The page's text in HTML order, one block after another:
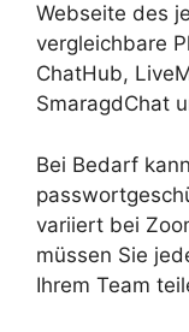
Webseite des
vergleichbare
ChatHub,
SmaragdChat
Bei Bedarf
variiert bei
müssen Sie
Ihrem Team